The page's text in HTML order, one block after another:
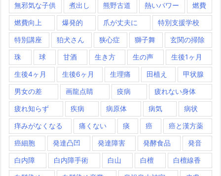
無邪気な子供 煮出し 熊野古道 熱いパワー 燃費
燃費向上 爆発的 爪が丈夫に 特別支援学校
特別講座 狛犬さん 狭心症 獅子舞 玄関の掃除
珠 球 甘酒 生き方 生の声 生後1ヶ月
生後4ヶ月 生後6ヶ月 生理痛 田植え 甲状腺
男女の差 画龍点睛 疫病 疲れない身体
疲れ知らず 疾病 病原体 病気 病状
痒みがなくなる 痛くない 痰 癌 癌と漢方薬
癌細胞 発達凸凹 発達障害 発酵食品 発音
白内障 白内障手術 白山 白檀 白檀線香